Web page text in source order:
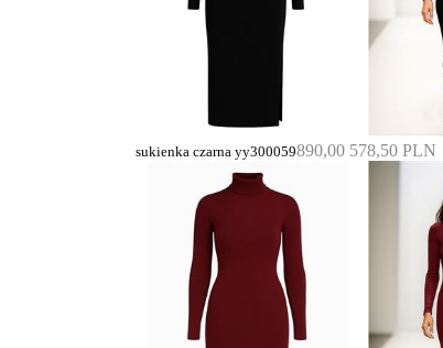
sukienka czarna yy300059890,00 578,50 PLN